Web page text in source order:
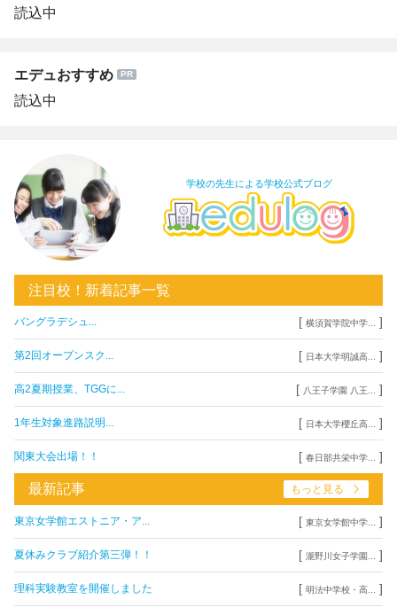
読込中
エデュおすすめ
読込中
学校の先生による学校公式ブログ
注目校！新着記事一覧
バングラデシュ... [ 横須賀学院中学... ]
第2回オープンスク... [ 日本大学明誠高... ]
高2夏期授業、TGGに... [ 八王子学園 八王... ]
1年生対象進路説明... [ 日本大学櫻丘高... ]
関東大会出場！！ [ 春日部共栄中学... ]
最新記事 もっと見る
東京女学館エストニア・ア... [ 東京女学館中学... ]
夏休みクラブ紹介第三弾！！ [ 瀧野川女子学園... ]
理科実験教室を開催しました [ 明法中学校・高... ]